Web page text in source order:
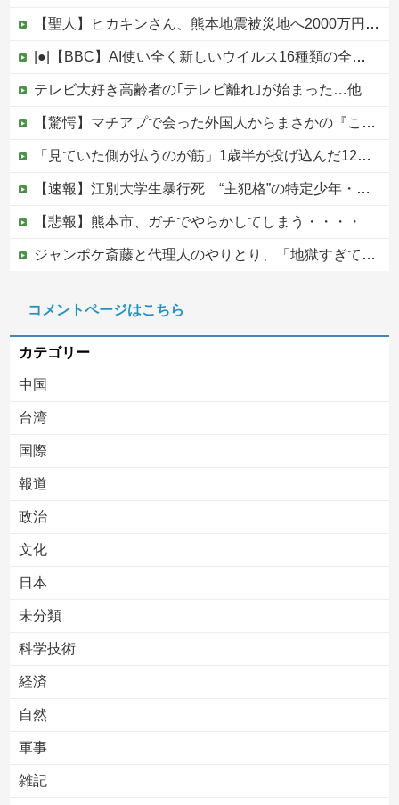
【聖人】ヒカキンさん、熊本地震被災地へ2000万円の寄付！
|●|【BBC】AI使い全く新しいウイルス16種類の全遺伝情報設計に初成功
テレビ大好き高齢者の｢テレビ離れ｣が始まった…他
【驚愕】マチアプで会った外国人からまさかの『こう』言われたんやがこれワイ詰みか？？？？？？？
「見ていた側が払うのが筋」1歳半が投げ込んだ12万円のスマホ、半額提示した母親は冷たい？
【速報】江別大学生暴行死 “主犯格”の特定少年・川口侑斗被告に「無期懲役」の判決 当時17歳少年に「懲役30年」の判決
【悲報】熊本市、ガチでやらかしてしまう・・・・
ジャンポケ斎藤と代理人のやりとり、「地獄すぎて完全にコントになってる……」と衝撃を受ける人が続出中
【ヤバい】100件以上の窃盗をしたトルコ国籍の男3人を逮捕 #移民 #外国人
コメントページはこちら
カテゴリー
中国
台湾
国際
報道
政治
文化
日本
未分類
科学技術
経済
自然
軍事
雑記